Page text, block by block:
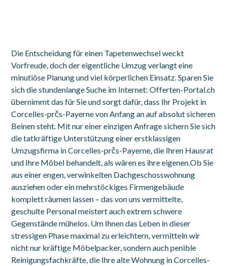
Die Entscheidung für einen Tapetenwechsel weckt
Vorfreude, doch der eigentliche Umzug verlangt eine
minutiöse Planung und viel körperlichen Einsatz. Sparen Sie
sich die stundenlange Suche im Internet: Offerten-Portal.ch
übernimmt das für Sie und sorgt dafür, dass Ihr Projekt in
Corcelles-prčs-Payerne von Anfang an auf absolut sicheren
Beinen steht. Mit nur einer einzigen Anfrage sichern Sie sich
die tatkräftige Unterstützung einer erstklassigen
Umzugsfirma in Corcelles-prčs-Payerne, die Ihren Hausrat
und Ihre Möbel behandelt, als wären es ihre eigenen.Ob Sie
aus einer engen, verwinkelten Dachgeschosswohnung
ausziehen oder ein mehrstöckiges Firmengebäude
komplett räumen lassen – das von uns vermittelte,
geschulte Personal meistert auch extrem schwere
Gegenstände mühelos. Um Ihnen das Leben in dieser
stressigen Phase maximal zu erleichtern, vermitteln wir
nicht nur kräftige Möbelpacker, sondern auch penible
Reinigungsfachkräfte, die Ihre alte Wohnung in Corcelles-